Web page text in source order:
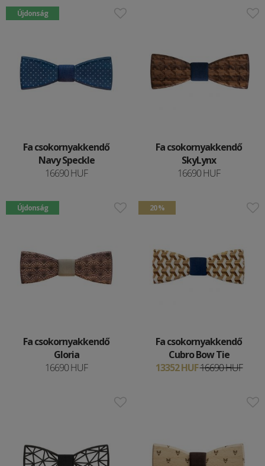
Újdonság
Fa csokornyakkendő
Navy Speckle
16690 HUF
Fa csokornyakkendő
SkyLynx
16690 HUF
Újdonság
Fa csokornyakkendő
Gloria
16690 HUF
20 %
Fa csokornyakkendő
Cubro Bow Tie
13352 HUF16690 HUF